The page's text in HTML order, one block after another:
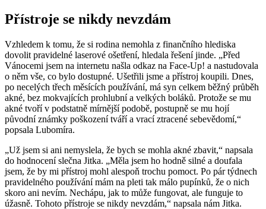
Přístroje se nikdy nevzdám
Vzhledem k tomu, že si rodina nemohla z finančního hlediska
dovolit pravidelné laserové ošetření, hledala řešení jinde. „Před
Vánocemi jsem na internetu našla odkaz na Face-Up! a nastudovala
o něm vše, co bylo dostupné. Ušetřili jsme a přístroj koupili. Dnes,
po necelých třech měsících používání, má syn celkem běžný průběh
akné, bez mokvajících prohlubní a velkých boláků. Protože se mu
akné tvoří v podstatně mírnější podobě, postupně se mu hojí
původní známky poškození tváří a vrací ztracené sebevědomí,“
popsala Lubomíra.
„Už jsem si ani nemyslela, že bych se mohla akné zbavit,“ napsala
do hodnocení slečna Jitka. „Měla jsem ho hodně silné a doufala
jsem, že by mi přístroj mohl alespoň trochu pomoct. Po pár týdnech
pravidelného používání mám na pleti tak málo pupínků, že o nich
skoro ani nevím. Nechápu, jak to může fungovat, ale funguje to
úžasně. Tohoto přístroje se nikdy nevzdám,“ napsala nám Jitka.